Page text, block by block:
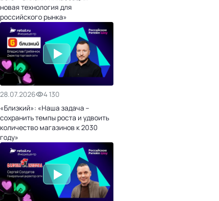
новая технология для
российского рынка»
28.07.2026
4 130
«Близкий»: «Наша задача –
сохранить темпы роста и удвоить
количество магазинов к 2030
году»